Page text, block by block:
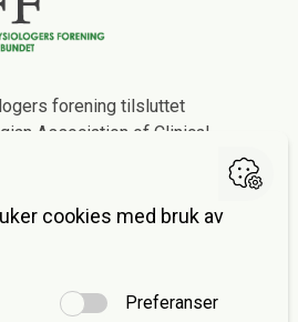
forening tilsluttet
Association of Clinical
Norwegian Association of